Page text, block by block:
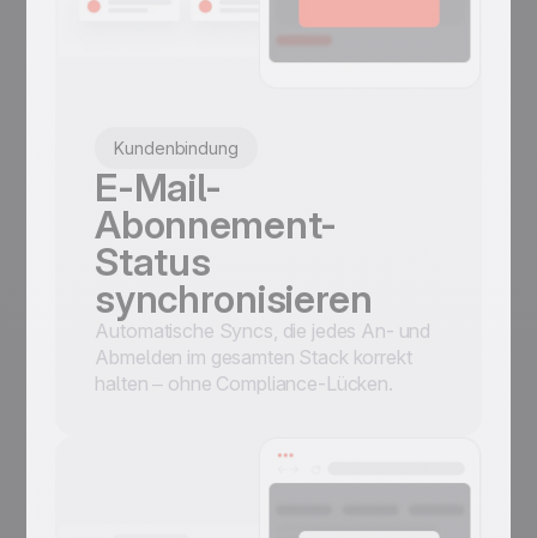
Kundenbindung
E-Mail-
Abonnement-
Status
synchronisieren
Automatische Syncs, die jedes An- und
Abmelden im gesamten Stack korrekt
halten – ohne Compliance-Lücken.